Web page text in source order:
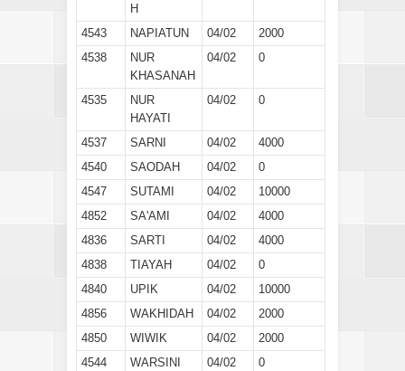
H
4543 NAPIATUN 04/02
2000
4538
NUR
KHASANAH
04/02 0
4535
NUR
HAYATI
04/02 0
4537 SARNI 04/02
4000
4540
SAODAH 04/02
0
4547
SUTAMI 04/02
10000
4852
SA'AMI 04/02
4000
4836
SARTI 04/02
4000
4838
TIAYAH 04/02
0
4840
UPIK 04/02
10000
4856
WAKHIDAH 04/02
2000
4850
WIWIK 04/02
2000
4544
WARSINI 04/02
0